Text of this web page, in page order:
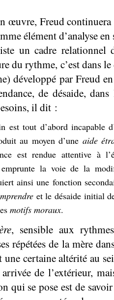
œuvre, Freud continuera
élément d’analyse
un cadre relationnel
du rythme, c’est dans
développé par Freud
de désaide,
il dit :
est tout d’abord incapable
au moyen d’une aide
est rendue attentive à
la voie de la
ainsi une fonction
et le désaide initial
motifs moraux.
, sensible aux
répétées de la mère
certaine altérité au
de l’extérieur,
qui se pose est de